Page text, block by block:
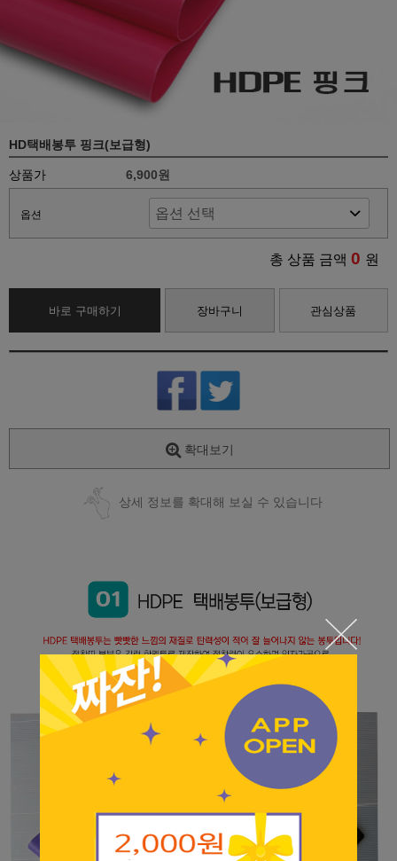
HD택배봉투 핑크(보급형)
상품가 6,900원
옵션
총 상품 금액 0 원
바로 구매하기 장바구니 관심상품
확대보기
상세 정보를 확대해 보실 수 있습니다